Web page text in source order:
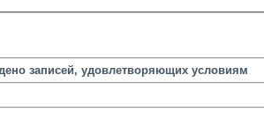
записей, удовлетворяющих условиям